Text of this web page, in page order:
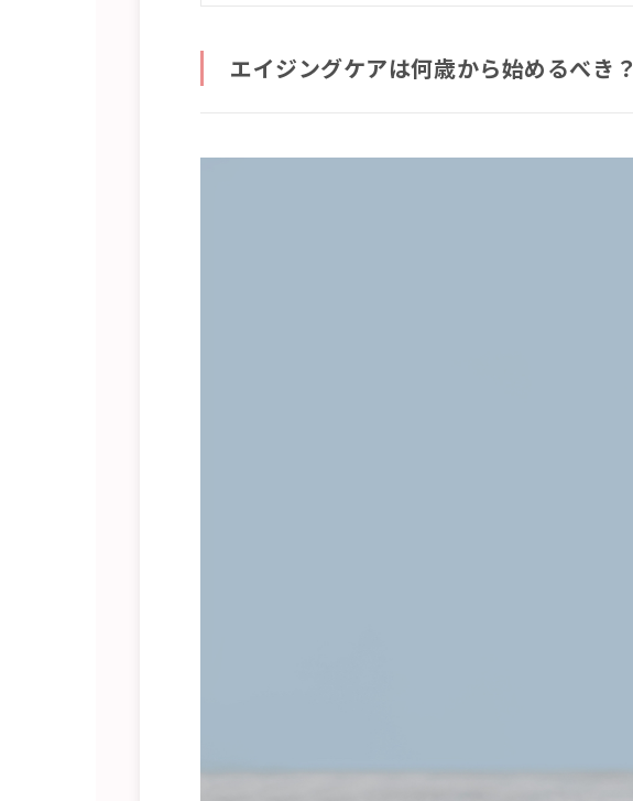
エイジングケアは何歳から始めるべき？